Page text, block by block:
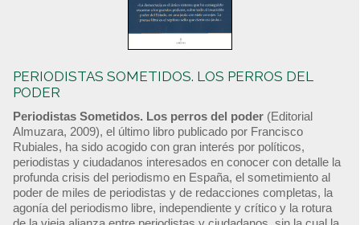
PERIODISTAS SOMETIDOS. LOS PERROS DEL
PODER
Periodistas Sometidos. Los perros del poder (Editorial
Almuzara, 2009), el último libro publicado por Francisco
Rubiales, ha sido acogido con gran interés por políticos,
periodistas y ciudadanos interesados en conocer con detalle la
profunda crisis del periodismo en España, el sometimiento al
poder de miles de periodistas y de redacciones completas, la
agonía del periodismo libre, independiente y crítico y la rotura